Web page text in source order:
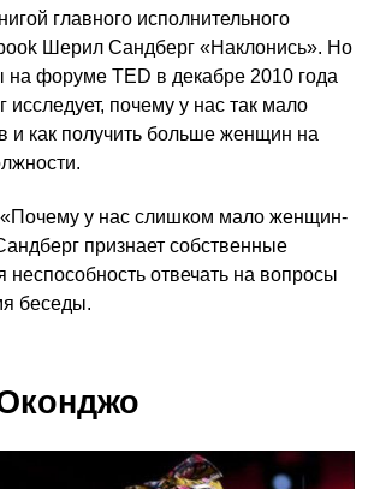
главного исполнительного
Шерил Сандберг «Наклонись». Но
на форуме TED в декабре 2010 года
почему у нас так мало
и как получить больше женщин на
у нас слишком мало женщин-
признает собственные
отвечать на вопросы
беседы.